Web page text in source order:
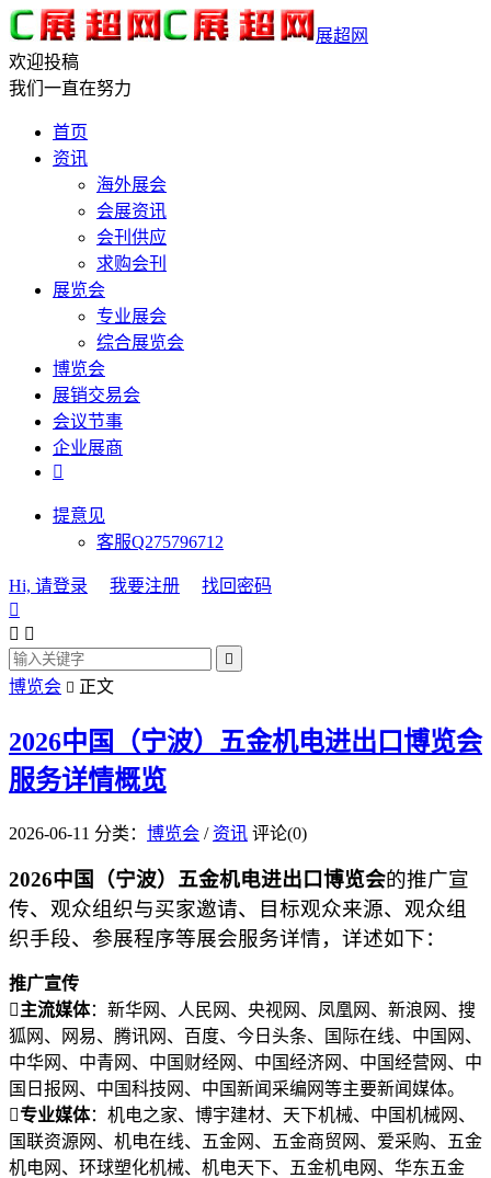
展超网
欢迎投稿
我们一直在努力
首页
资讯
海外展会
会展资讯
会刊供应
求购会刊
展览会
专业展会
综合展览会
博览会
展销交易会
会议节事
企业展商

提意见
客服Q275796712
Hi, 请登录 我要注册
找回密码

 

博览会  正文
2026中国（宁波）五金机电进出口博览会
服务详情概览
2026-06-11 分类： 博览会 / 资讯 评论(0)
2026中国（宁波）五金机电进出口博览会的推广宣
传、观众组织与买家邀请、目标观众来源、观众组
织手段、参展程序等展会服务详情，详述如下：
推广宣传
主流媒体：新华网、人民网、央视网、凤凰网、新浪网、搜
狐网、网易、腾讯网、百度、今日头条、国际在线、中国网、
中华网、中青网、中国财经网、中国经济网、中国经营网、中
国日报网、中国科技网、中国新闻采编网等主要新闻媒体。
专业媒体：机电之家、博宇建材、天下机械、中国机械网、
国联资源网、机电在线、五金网、五金商贸网、爱采购、五金
机电网、环球塑化机械、机电天下、五金机电网、华东五金